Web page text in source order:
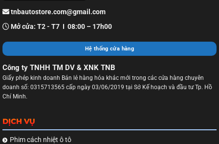
tnbautostore.com@gmail.com
Mở cửa: T2 - T7 I 08:00 – 17h00
Hệ thống cửa hàng
Công ty TNHH TM DV & XNK TNB
Giấy phép kinh doanh Bán lẻ hàng hóa khác mới trong các cửa hàng chuyên
doanh số: 0315713565 cấp ngày 03/06/2019 tại Sở Kế hoạch và đầu tư Tp. Hồ
Chí Minh.
DỊCH VỤ
Phim cách nhiệt ô tô